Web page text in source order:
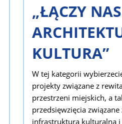
„ŁĄCZY
KULTURA”
W tej kategorii
projekty związane z
przestrzeni miejskich, a
przedsięwzięcia związane
infrastrukturą kulturalną